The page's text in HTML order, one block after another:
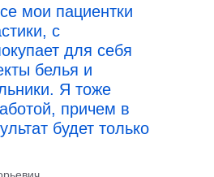
мои пациентки
с
для себя
белья и
Я тоже
причем в
будет только